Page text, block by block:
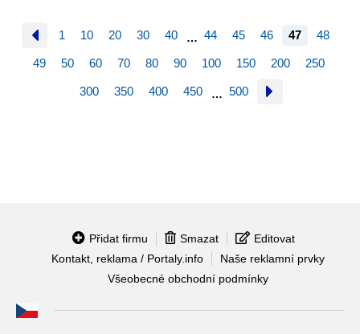
1 10 20 30 40 … 44 45 46 47 48
49 50 60 70 80 90 100 150 200 250
300 350 400 450 … 500
Přidat firmu Smazat
Editovat
Kontakt, reklama / Portaly.info
Naše reklamní prvky
Všeobecné obchodní podmínky